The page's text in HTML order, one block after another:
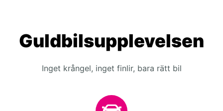
Guldbilsupplevelsen
Inget krångel, inget finlir, bara rätt bil